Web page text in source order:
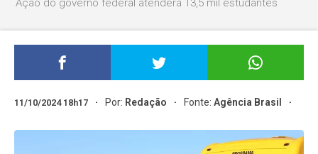
Ação do governo federal atenderá 13,5 mil estudantes
11/10/2024 18h17 Por: Redação Fonte:Agência Brasil